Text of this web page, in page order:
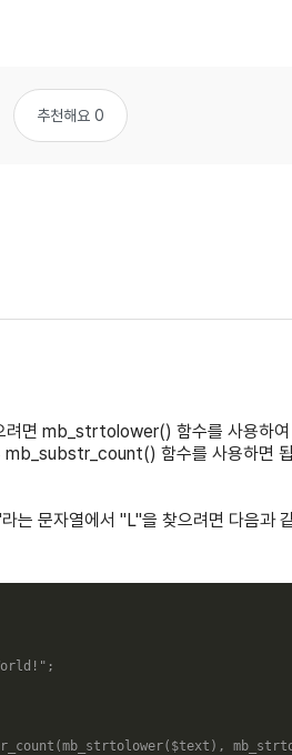
추천해요 0
려면 mb_strtolower() 함수를 사용하
mb_substr_count() 함수를 사용하면
는 문자열에서 "L"을 찾으려면 다음과
;
(mb_strtolower( $text ) ,